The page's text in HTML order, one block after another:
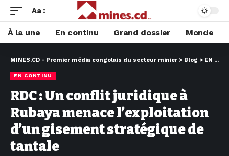
Aa
À la une En continu Grand dossier Monde
MINES.CD - Premier média congolais du secteur minier > Blog > EN CONTINU
EN CONTINU
RDC : Un conflit juridique à
Rubaya menace l’exploitation
d’un gisement stratégique de
tantale